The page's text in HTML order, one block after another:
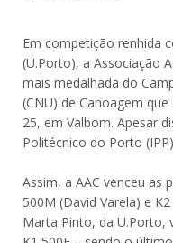
Em competição renhida
(U.Porto), a Associação
mais medalhada do
(CNU) de Canoagem
25, em Valbom. Apesar
Politécnico do Porto
Assim, a AAC venceu as
500M (David Varela) e
Marta Pinto, da U.Porto,